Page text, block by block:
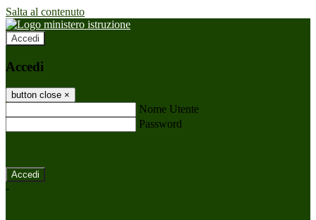
Salta al contenuto
Accedi
Accedi
button close ×
Nome Utente
Password
-